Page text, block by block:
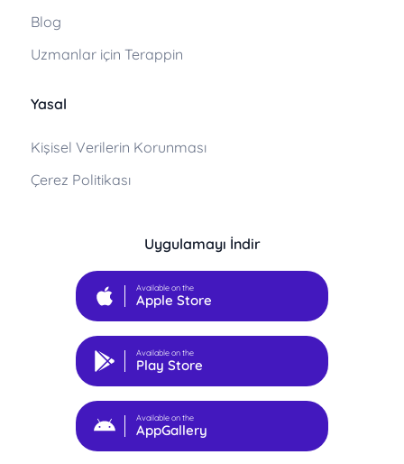
Blog
Uzmanlar için Terappin
Yasal
Kişisel Verilerin Korunması
Çerez Politikası
Uygulamayı İndir
Available on the
Apple Store
Available on the
Play Store
Available on the
AppGallery